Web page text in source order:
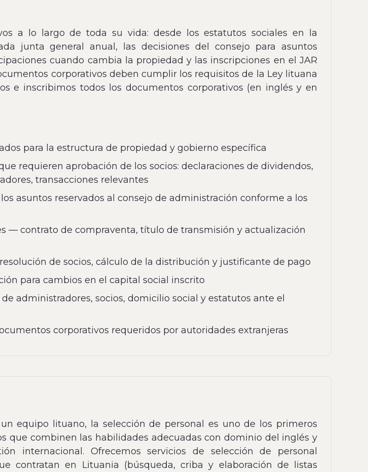
a lo largo de toda su vida: desde los estatutos sociales en la
junta general anual, las decisiones del consejo para asuntos
cuando cambia la propiedad y las inscripciones en el JAR
corporativos deben cumplir los requisitos de la Ley lituana
e inscribimos todos los documentos corporativos (en inglés y en
para la estructura de propiedad y gobierno específica
requieren aprobación de los socios: declaraciones de dividendos,
transacciones relevantes
asuntos reservados al consejo de administración conforme a los
— contrato de compraventa, título de transmisión y actualización
de socios, cálculo de la distribución y justificante de pago
para cambios en el capital social inscrito
administradores, socios, domicilio social y estatutos ante el
corporativos requeridos por autoridades extranjeras
equipo lituano, la selección de personal es uno de los primeros
que combinen las habilidades adecuadas con dominio del inglés y
internacional. Ofrecemos servicios de selección de personal
contratan en Lituania (búsqueda, criba y elaboración de listas